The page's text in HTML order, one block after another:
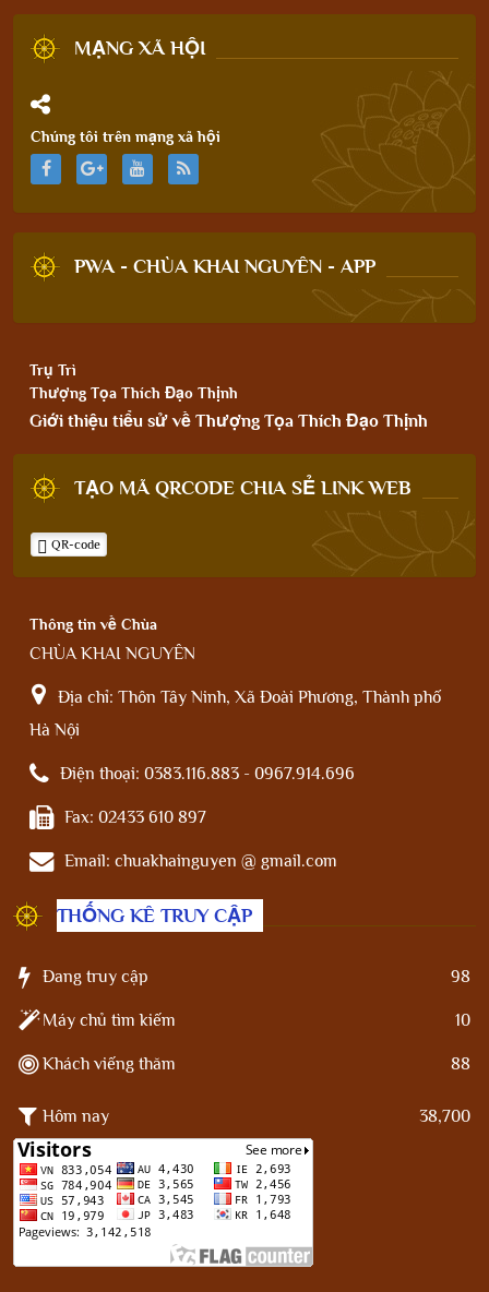
MẠNG XÃ HỘI
Chúng tôi trên mạng xã hội
PWA - CHÙA KHAI NGUYÊN - APP
Trụ Trì
Thượng Tọa Thích Đạo Thịnh
Giới thiệu tiểu sử về Thượng Tọa Thích Đạo Thịnh
TẠO MÃ QRCODE CHIA SẺ LINK WEB
QR-code
Thông tin về Chùa
CHÙA KHAI NGUYÊN
Địa chỉ: Thôn Tây Ninh, Xã Đoài Phương, Thành phố
Hà Nội
Điện thoại: 0383.116.883 - 0967.914.696
Fax: 02433 610 897
Email: chuakhainguyen @ gmail.com
THỐNG KÊ TRUY CẬP
Đang truy cập 98
Máy chủ tìm kiếm 10
Khách viếng thăm 88
Hôm nay 38,700